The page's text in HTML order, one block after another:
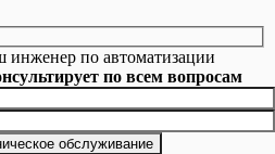
по автоматизации
по всем вопросам